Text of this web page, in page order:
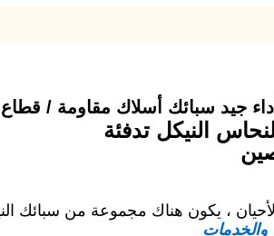
النيكل تدفئة
، يكون هناك مجموعة من سبائك